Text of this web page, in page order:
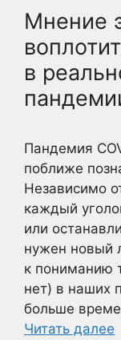
Мнение
в
Пандемия
поближе
Независимо
каждый
или
нужен новый
к пониманию
нет) в наших
больше
Читать далее